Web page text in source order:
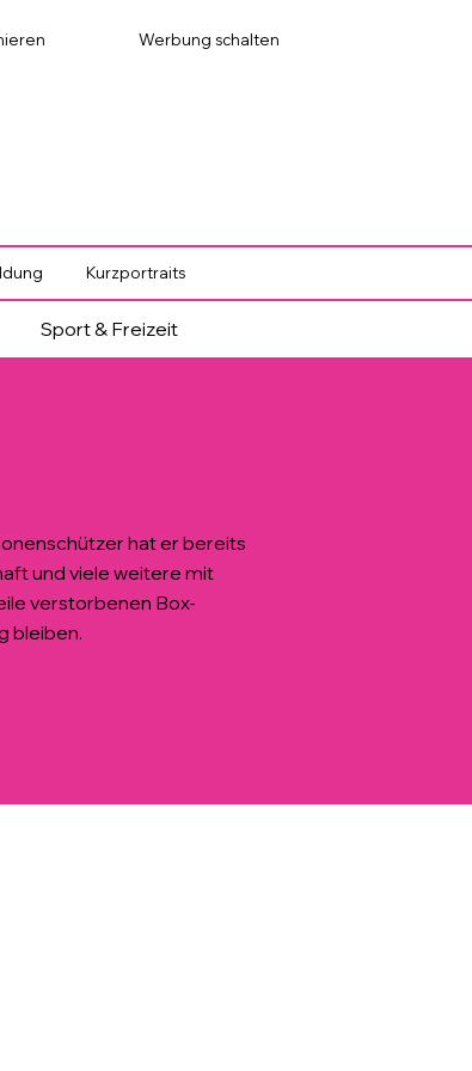
Werbung schalten
Kurzportraits
Sport & Freizeit
hat er bereits
und viele weitere mit
verstorbenen Box-
bleiben.